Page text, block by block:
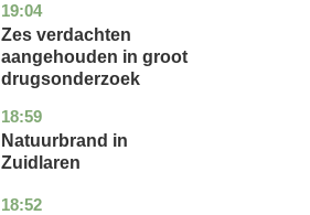
19:04
zuid-
holland
nieuws
Zes verdachten
aangehouden in groot
drugsonderzoek
18:59
drenthe
nieuws
Natuurbrand in
Zuidlaren
18:52
utrecht
nieuws